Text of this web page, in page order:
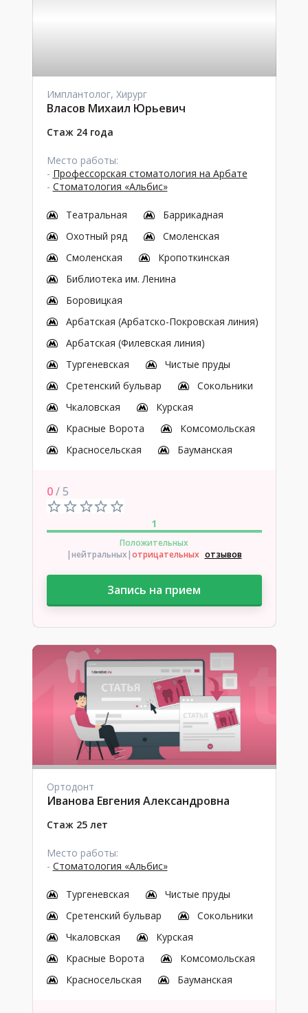
Имплантолог, Хирург
Власов Михаил Юрьевич
Стаж 24 года
Место работы:
- Профессорская стоматология на Арбате
- Стоматология «Альбис»
Театральная
Баррикадная
Охотный ряд
Смоленская
Смоленская
Кропоткинская
Библиотека им. Ленина
Боровицкая
Арбатская (Арбатско-Покровская линия)
Арбатская (Филевская линия)
Тургеневская
Чистые пруды
Сретенский бульвар
Сокольники
Чкаловская
Курская
Красные Ворота
Комсомольская
Красносельская
Бауманская
0/ 5
1
Положительных
|нейтральных|отрицательных отзывов
Запись на прием
Ортодонт
Иванова Евгения Александровна
Стаж 25 лет
Место работы:
- Стоматология «Альбис»
Тургеневская
Чистые пруды
Сретенский бульвар
Сокольники
Чкаловская
Курская
Красные Ворота
Комсомольская
Красносельская
Бауманская